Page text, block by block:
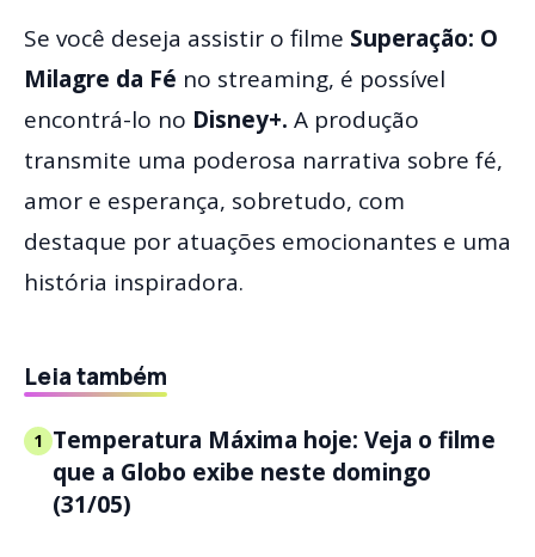
Se você deseja assistir o filme Superação: O
Milagre da Fé no streaming, é possível
encontrá-lo no Disney+. A produção
transmite uma poderosa narrativa sobre fé,
amor e esperança, sobretudo, com
destaque por atuações emocionantes e uma
história inspiradora.
Leia também
1 Temperatura Máxima hoje: Veja o filme
que a Globo exibe neste domingo
(31/05)